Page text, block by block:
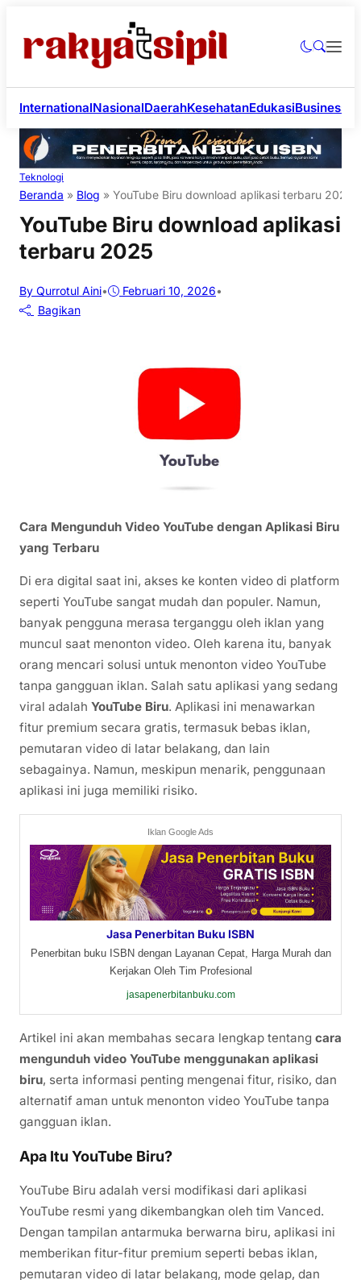
InternationalNasionalDaerahKesehatanEdukasiBusiness
Teknologi
Beranda » Blog » YouTube Biru download aplikasi terbaru 2025
YouTube Biru download aplikasi
terbaru 2025
By Qurrotul Aini• Februari 10, 2026•
Bagikan
Cara Mengunduh Video YouTube dengan Aplikasi Biru
yang Terbaru
Di era digital saat ini, akses ke konten video di platform
seperti YouTube sangat mudah dan populer. Namun,
banyak pengguna merasa terganggu oleh iklan yang
muncul saat menonton video. Oleh karena itu, banyak
orang mencari solusi untuk menonton video YouTube
tanpa gangguan iklan. Salah satu aplikasi yang sedang
viral adalah YouTube Biru. Aplikasi ini menawarkan
fitur premium secara gratis, termasuk bebas iklan,
pemutaran video di latar belakang, dan lain
sebagainya. Namun, meskipun menarik, penggunaan
aplikasi ini juga memiliki risiko.
Iklan Google Ads
Jasa Penerbitan Buku ISBN
Penerbitan buku ISBN dengan Layanan Cepat, Harga Murah dan
Kerjakan Oleh Tim Profesional
jasapenerbitanbuku.com
Artikel ini akan membahas secara lengkap tentang cara
mengunduh video YouTube menggunakan aplikasi
biru, serta informasi penting mengenai fitur, risiko, dan
alternatif aman untuk menonton video YouTube tanpa
gangguan iklan.
Apa Itu YouTube Biru?
YouTube Biru adalah versi modifikasi dari aplikasi
YouTube resmi yang dikembangkan oleh tim Vanced.
Dengan tampilan antarmuka berwarna biru, aplikasi ini
memberikan fitur-fitur premium seperti bebas iklan,
pemutaran video di latar belakang, mode gelap, dan